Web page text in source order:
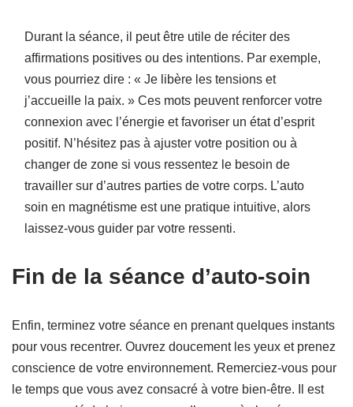
Durant la séance, il peut être utile de réciter des
affirmations positives ou des intentions. Par exemple,
vous pourriez dire : « Je libère les tensions et
j’accueille la paix. » Ces mots peuvent renforcer votre
connexion avec l’énergie et favoriser un état d’esprit
positif. N’hésitez pas à ajuster votre position ou à
changer de zone si vous ressentez le besoin de
travailler sur d’autres parties de votre corps. L’auto
soin en magnétisme est une pratique intuitive, alors
laissez-vous guider par votre ressenti.
Fin de la séance d’auto-soin
Enfin, terminez votre séance en prenant quelques instants
pour vous recentrer. Ouvrez doucement les yeux et prenez
conscience de votre environnement. Remerciez-vous pour
le temps que vous avez consacré à votre bien-être. Il est